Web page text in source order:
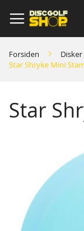
to
Content
Forsiden Disker
Star Shryke Mini
Star
images
gallery